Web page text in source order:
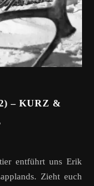
– KURZ & S
Zieht euch